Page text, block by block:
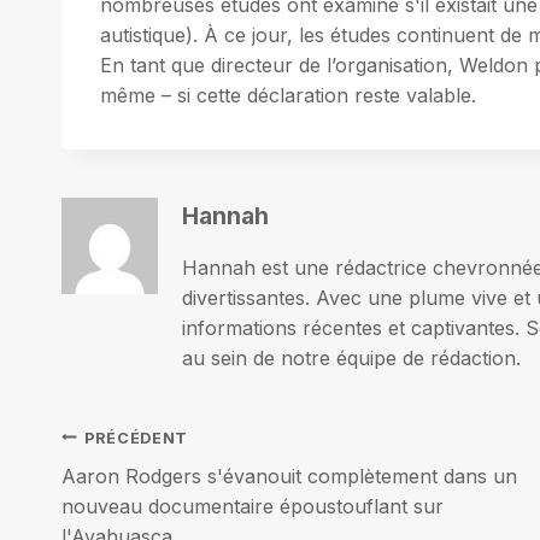
autistique). À ce jour, les études continuent de
En tant que directeur de l’organisation,
même – si cette déclaration reste valable.
Hannah
Hannah est une rédactrice
divertissantes. Avec une plume vive
informations récentes et captivantes.
au sein de notre équipe de rédaction.
Navigation
de
PRÉCÉDENT
Aaron Rodgers s'évanouit complètement dans un
nouveau documentaire époustouflant sur